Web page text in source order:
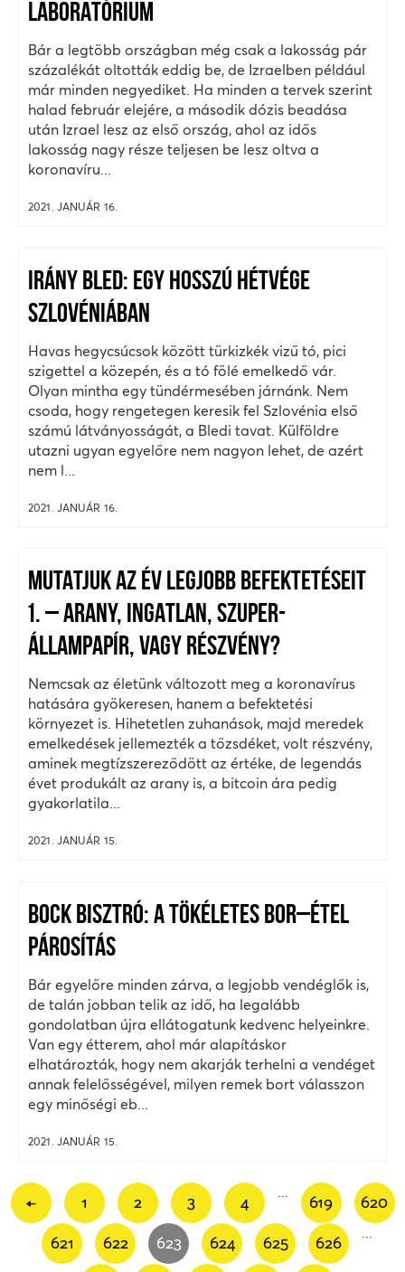
LABORATÓRIUM
Bár a legtöbb országban még csak a lakosság pár
százalékát oltották eddig be, de Izraelben például
már minden negyediket. Ha minden a tervek szerint
halad február elejére, a második dózis beadása
után Izrael lesz az első ország, ahol az idős
lakosság nagy része teljesen be lesz oltva a
koronavíru...
2021. JANUÁR 16.
IRÁNY BLED: EGY HOSSZÚ HÉTVÉGE
SZLOVÉNIÁBAN
Havas hegycsúcsok között türkizkék vizű tó, pici
szigettel a közepén, és a tó fölé emelkedő vár.
Olyan mintha egy tündérmesében járnánk. Nem
csoda, hogy rengetegen keresik fel Szlovénia első
számú látványosságát, a Bledi tavat. Külföldre
utazni ugyan egyelőre nem nagyon lehet, de azért
nem l...
2021. JANUÁR 16.
MUTATJUK AZ ÉV LEGJOBB BEFEKTETÉSEIT
1. – ARANY, INGATLAN, SZUPER-
ÁLLAMPAPÍR, VAGY RÉSZVÉNY?
Nemcsak az életünk változott meg a koronavírus
hatására gyökeresen, hanem a befektetési
környezet is. Hihetetlen zuhanások, majd meredek
emelkedések jellemezték a tőzsdéket, volt részvény,
aminek megtízszereződött az értéke, de legendás
évet produkált az arany is, a bitcoin ára pedig
gyakorlatila...
2021. JANUÁR 15.
BOCK BISZTRÓ: A TÖKÉLETES BOR–ÉTEL
PÁROSÍTÁS
Bár egyelőre minden zárva, a legjobb vendéglők is,
de talán jobban telik az idő, ha legalább
gondolatban újra ellátogatunk kedvenc helyeinkre.
Van egy étterem, ahol már alapításkor
elhatározták, hogy nem akarják terhelni a vendéget
annak felelősségével, milyen remek bort válasszon
egy minőségi eb...
2021. JANUÁR 15.
← 1 2 3 4 619 620
621 622 623 624 625 626